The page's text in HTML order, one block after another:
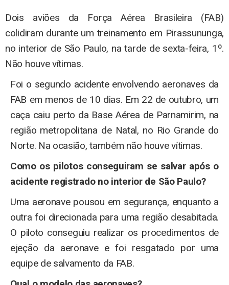
Dois aviões da Força Aérea Brasileira (FAB)
colidiram durante um treinamento em Pirassununga,
no interior de São Paulo, na tarde de sexta-feira, 1º.
Não houve vítimas.
Foi o segundo acidente envolvendo aeronaves da
FAB em menos de 10 dias. Em 22 de outubro, um
caça caiu perto da Base Aérea de Parnamirim, na
região metropolitana de Natal, no Rio Grande do
Norte. Na ocasião, também não houve vítimas.
Como os pilotos conseguiram se salvar após o
acidente registrado no interior de São Paulo?
Uma aeronave pousou em segurança, enquanto a
outra foi direcionada para uma região desabitada.
O piloto conseguiu realizar os procedimentos de
ejeção da aeronave e foi resgatado por uma
equipe de salvamento da FAB.